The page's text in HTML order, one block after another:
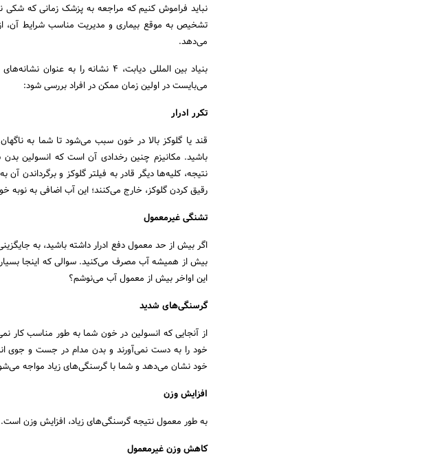
نباید فراموش کنیم که مراجعه به پزشک زمانی که شکی
تشخیص به موقع بیماری و مدیریت مناسب شرایط آن،
می‌دهد.
بنیاد بین المللی دیابت، 4 نشانه
می‌بایست در اولین زمان ممکن در افراد بررسی شود:
تکرر ادرار
قند یا گلوکز بالا در خون سبب می‌شود تا شما به
باشید. مکانیزم چنین رخدادی آن است که انسولین
نتیجه، کلیه‌ها دیگر قادر به فیلتر گلوکز و برگرداندن
رقیق کردن گلوکز، خارج می‌کنند؛ این آب اضافی به
تشنگی‌ غیرمعمول
اگر بیش از حد معمول دفع ادرار داشته باشید، به
بیش از همیشه آب مصرف می‌کنید. سوالی که اینجا
این اواخر بیش از معمول آب می‌نوشم؟
گرسنگی‌های شدید
از آنجایی که انسولین در خون شما به طور مناسب کار
خود را به دست نمی‌آورند و بدن مدام در جست‌ و‌ جوی
خود نشان می‌دهد و شما با گرسنگی‌های زیاد مواجه
افزایش وزن
به طور معمول نتیجه گرسنگی‌های زیاد، افزایش وزن است.
کاهش وزن غیرمعمول